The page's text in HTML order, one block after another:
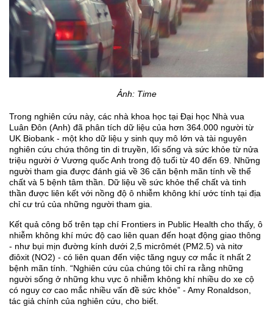
Ảnh: Time
Trong nghiên cứu này, các nhà khoa học tại Đại học Nhà vua
Luân Đôn (Anh) đã phân tích dữ liệu của hơn 364.000 người từ
UK Biobank - một kho dữ liệu y sinh quy mô lớn và tài nguyên
nghiên cứu chứa thông tin di truyền, lối sống và sức khỏe từ nửa
triệu người ở Vương quốc Anh trong độ tuổi từ 40 đến 69. Những
người tham gia được đánh giá về 36 căn bệnh mãn tính về thể
chất và 5 bệnh tâm thần. Dữ liệu về sức khỏe thể chất và tinh
thần được liên kết với nồng độ ô nhiễm không khí ước tính tại địa
chỉ cư trú của những người tham gia.
Kết quả công bố trên tạp chí Frontiers in Public Health cho thấy, ô
nhiễm không khí mức độ cao liên quan đến hoạt động giao thông
- như bụi mịn đường kính dưới 2,5 micrômét (PM2.5) và nitơ
điôxit (NO2) - có liên quan đến việc tăng nguy cơ mắc ít nhất 2
bệnh mãn tính. “Nghiên cứu của chúng tôi chỉ ra rằng những
người sống ở những khu vực ô nhiễm không khí nhiều do xe cộ
có nguy cơ cao mắc nhiều vấn đề sức khỏe” - Amy Ronaldson,
tác giả chính của nghiên cứu, cho biết.